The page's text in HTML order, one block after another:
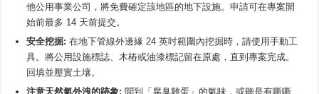
他公用事業公司，將免費確定該地區的地下設施。申請可在專案開
始前最多 14 天前提交。
安全挖掘: 在地下管線外邊緣 24 英吋範圍內挖掘時，請使用手動工
具。將公用設施標誌、木樁或油漆標記留在原處，直到專案完成。
回填並壓實土壤。
注意天然氣外洩的跡象: 聞到「腐臭雞蛋」的氣味，或聽是有嘶嘶